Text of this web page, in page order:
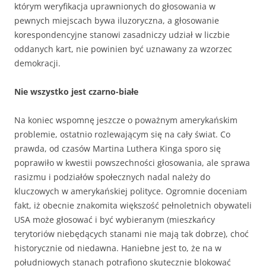
którym weryfikacja uprawnionych do głosowania w
pewnych miejscach bywa iluzoryczna, a głosowanie
korespondencyjne stanowi zasadniczy udział w liczbie
oddanych kart, nie powinien być uznawany za wzorzec
demokracji.
Nie wszystko jest czarno-białe
Na koniec wspomnę jeszcze o poważnym amerykańskim
problemie, ostatnio rozlewającym się na cały świat. Co
prawda, od czasów Martina Luthera Kinga sporo się
poprawiło w kwestii powszechności głosowania, ale sprawa
rasizmu i podziałów społecznych nadal należy do
kluczowych w amerykańskiej polityce. Ogromnie doceniam
fakt, iż obecnie znakomita większość pełnoletnich obywateli
USA może głosować i być wybieranym (mieszkańcy
terytoriów niebędących stanami nie mają tak dobrze), choć
historycznie od niedawna. Haniebne jest to, że na w
południowych stanach potrafiono skutecznie blokować